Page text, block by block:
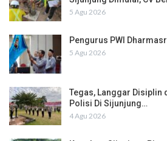
5 Agu 2026
Pengurus PWI
5 Agu 2026
Tegas, Langgar Disiplin
Polisi Di Sijunjung…
4 Agu 2026